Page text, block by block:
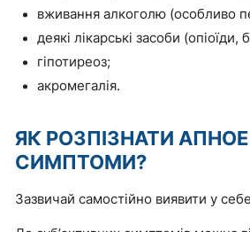
вживання алкоголю (особливо
деякі лікарські засоби
гіпотиреоз;
акромегалія.
ЯК РОЗПІЗНАТИ
СИМПТОМИ?
Зазвичай самостійно виявити у